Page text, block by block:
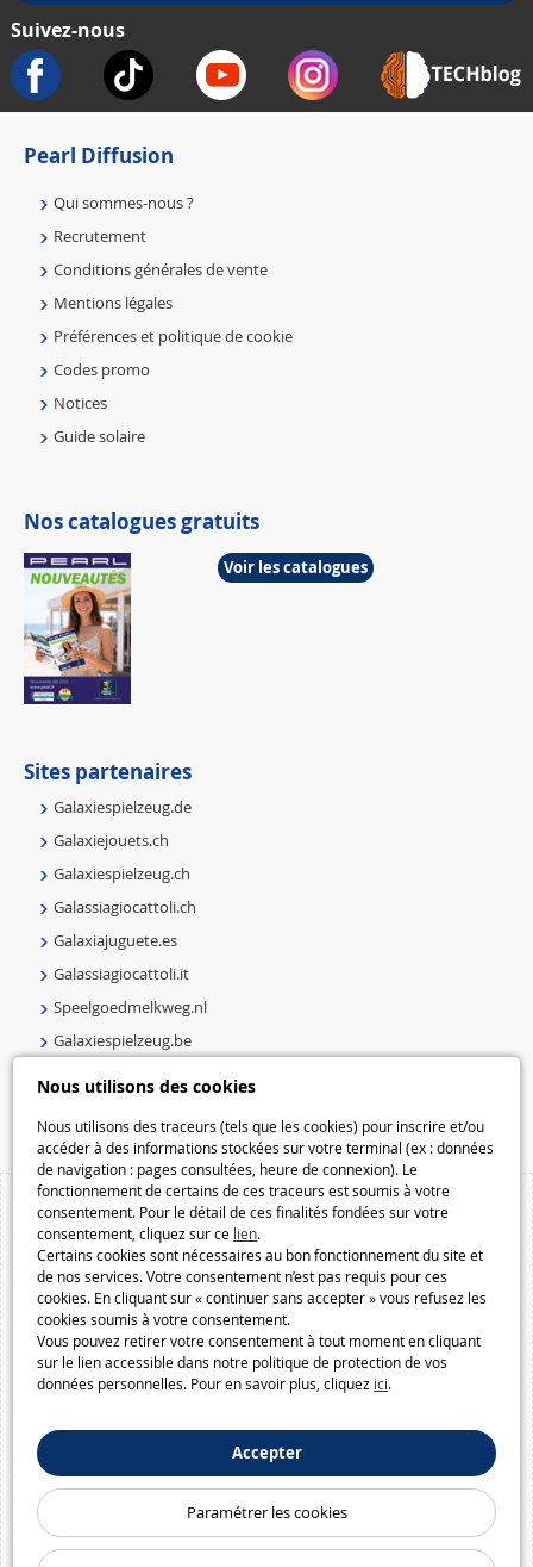
Nous utilisons des cookies
Nous utilisons des traceurs (tels que les cookies) pour inscrire et/ou
accéder à des informations stockées sur votre terminal (ex : données
de navigation : pages consultées, heure de connexion). Le
fonctionnement de certains de ces traceurs est soumis à votre
consentement. Pour le détail de ces finalités fondées sur votre
consentement, cliquez sur ce lien.
Certains cookies sont nécessaires au bon fonctionnement du site et
de nos services. Votre consentement n’est pas requis pour ces
cookies. En cliquant sur « continuer sans accepter » vous refusez les
cookies soumis à votre consentement.
Vous pouvez retirer votre consentement à tout moment en cliquant
sur le lien accessible dans notre politique de protection de vos
données personnelles. Pour en savoir plus, cliquez ici.
Accepter
Paramétrer les cookies
Suivez-nous
Pearl Diffusion
Qui sommes-nous ?
Recrutement
Conditions générales de vente
Mentions légales
Préférences et politique de cookie
Codes promo
Notices
Guide solaire
Nos catalogues gratuits
Voir les catalogues
Sites partenaires
Galaxiespielzeug.de
Galaxiejouets.ch
Galaxiespielzeug.ch
Galassiagiocattoli.ch
Galaxiajuguete.es
Galassiagiocattoli.it
Speelgoedmelkweg.nl
Galaxiespielzeug.be